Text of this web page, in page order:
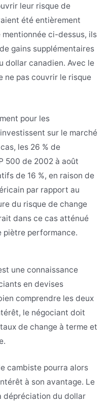
leur risque de
été entièrement
ci-dessus, ils
gains supplémentaires
dollar canadien. Avec le
ne pas couvrir le risque
pour les
sur le marché
les 26 % de
500 de 2002 à août
de 16 %, en raison de
par rapport au
du risque de change
dans ce cas atténué
piètre performance.
une connaissance
en devises
comprendre les deux
le négociant doit
de change à terme et
cambiste pourra alors
à son avantage. Le
dépréciation du dollar